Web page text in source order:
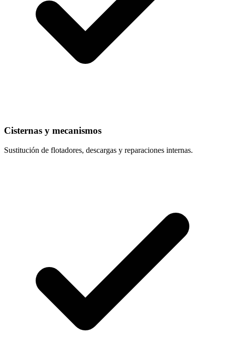
Cisternas y mecanismos
Sustitución de flotadores, descargas y reparaciones internas.